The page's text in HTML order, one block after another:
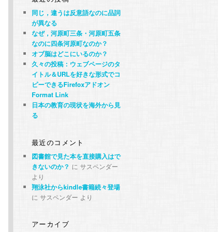
同じ，違うは反意語なのに品詞
が異なる
なぜ，河原町三条・河原町五条
なのに四条河原町なのか？
オブ脳はどこにいるのか？
久々の投稿：ウェブページのタ
イトル＆URLを好きな形式でコ
ピーできるFirefoxアドオン
Format Link
日本の教育の現状を海外から見
る
最近のコメント
図書館で見た本を直接購入はで
きないのか？ に サスペンダー
より
翔泳社からkindle書籍続々登場
に サスペンダー より
アーカイブ